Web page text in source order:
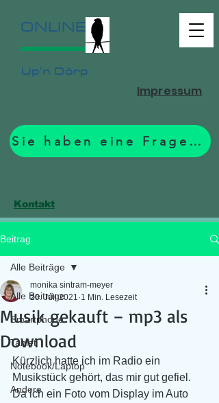
ONLINE
Up'n Dörp
Sie haben eine Frage? Zum Formular.
Impressum
Kontakt
Beitrag
Alle Beiträge
Smartphone
Tablet
Notebook/Laptop
Andere
Alle Beiträge
Musik gekauft – mp3 als
Download
monika sintram-meyer
20. Juli 2021 1 Min. Lesezeit
Kürzlich hatte ich im Radio ein
Musikstück gehört, das mir gut gefiel.
Da ich ein Foto vom Display im Auto